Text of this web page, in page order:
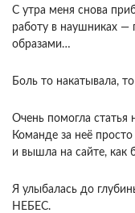
С утра меня снова
работу в наушниках —
образами…
Боль то накатывала,
Очень помогла статья
Команде за неё
и вышла на сайте, как
Я улыбалась до
НЕБЕС.